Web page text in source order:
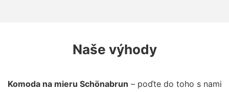
Naše výhody
Komoda na mieru Schönabrun – poďte do toho s nami